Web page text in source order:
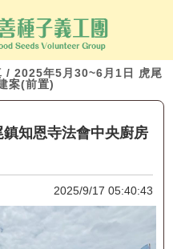
/ 2025年5月30~6月1日 虎尾
案(前置)
知恩寺法會中央廚房
2025/9/17 05:40:43